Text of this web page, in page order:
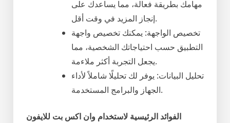
مهامك بطريقة فعالة، مما يساعدك على
إنجاز المزيد في وقت أقل.
تخصيص الواجهة: يمكنك تخصيص واجهة
التطبيق حسب احتياجاتك الشخصية، مما
يجعل التجربة أكثر ملاءمة.
تحليل البيانات: يوفر لك تحليلًا شاملاً لأداء
الجهاز والبرامج المستخدمة.
الفوائد الرئيسية لاستخدام وان اكس بت للايفون